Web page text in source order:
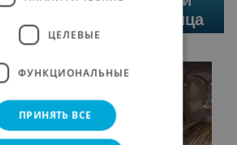
косметика для лица
ЦЕЛЕВЫЕ
ФУНКЦИОНАЛЬНЫЕ
ПРИНЯТЬ ВСЕ